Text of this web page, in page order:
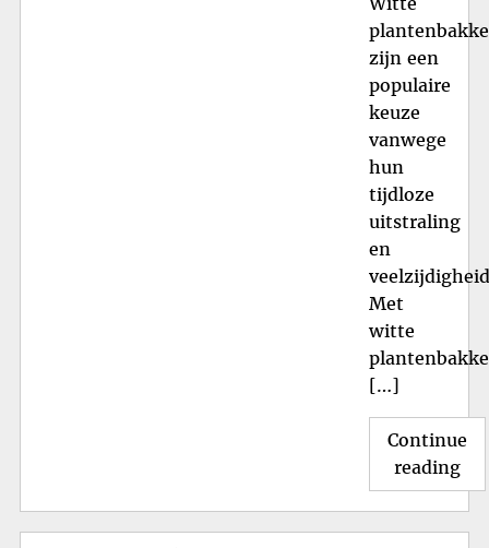
zijn een
populaire
keuze
vanwege
hun
tijdloze
uitstraling
en
Met
witte
[…]
Continue
reading